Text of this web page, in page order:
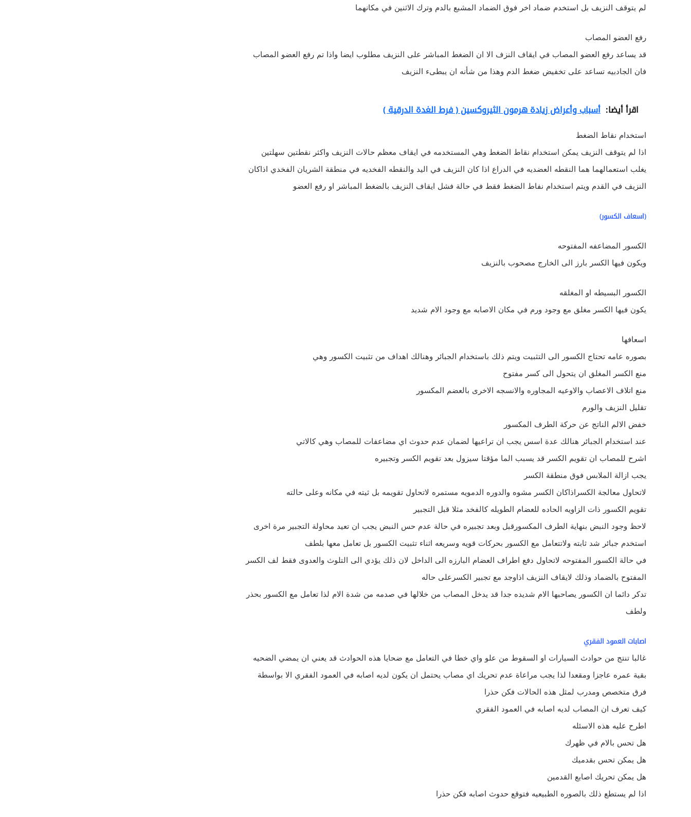
لم يتوقف النزيف بل استخدم ضماد اخر فوق الضماد المشبع بالدم وترك الاثنين في مكانهما
رفع العضو المصاب
قد يساعد رفع العضو المصاب في ايقاف النزف الا ان الضغط المباشر على النزيف مطلوب ايضا واذا تم رفع العضو المصاب
فان الجادبيه تساعد على تخفيض ضغط الدم وهذا من شأنه ان يبطىء النزيف
اقرأ أيضا: أسباب وأعراض زيادة هرمون الثيروكسين ( فرط الغدة الدرقية )
استخدام نقاط الضغط
اذا لم يتوقف النزيف يمكن استخدام نقاط الضغط وهي المستخدمه في ايقاف معظم حالات النزيف واكثر نقطتين سهلتين
يغلب استعمالهما هما النقطه العضديه في الدراع اذا كان النزيف في اليد والنقطه الفخديه في منطقة الشريان الفخدي اذاكان
النزيف في القدم ويتم استخدام نفاط الضغط فقط في حالة فشل ايقاف النزيف بالضغط المباشر او رفع العضو
(اسعاف الكسور)
الكسور المضاعفه المفتوحه
ويكون فيها الكسر بارز الى الخارج مصحوب بالنزيف
الكسور البسيطه او المغلقه
يكون فيها الكسر مغلق مع وجود ورم في مكان الاصابه مع وجود الام شديد
اسعافها
بصوره عامه تحتاج الكسور الى التثبيت ويتم ذلك باستخدام الجبائر وهنالك اهداف من تثبيت الكسور وهي
منع الكسر المغلق ان يتحول الى كسر مفتوح
منع اتلاف الاعصاب والاوعيه المجاوره والانسجه الاخرى بالعضم المكسور
تقليل النزيف والورم
خفض الالم الناتج عن حركة الطرف المكسور
عند استخدام الجبائر هنالك عدة اسس يجب ان تراعيها لضمان عدم حدوث اي مضاعفات للمصاب وهي كالاتي
اشرح للمصاب ان تقويم الكسر قد يسبب الما مؤقتا سيزول بعد تقويم الكسر وتجبيره
يجب ازالة الملابس فوق منطقة الكسر
لاتحاول معالجة الكسراذاكان الكسر مشوه والدوره الدمويه مستمره لاتحاول تقويمه بل ثيته في مكانه وعلى حالته
تقويم الكسور ذات الزاويه الحاده للعضام الطويله كالفخد مثلا قبل التجبير
لاحظ وجود النبض بنهاية الطرف المكسورقبل وبعد تجبيره في حالة عدم حس النبض يجب ان تعيد محاولة التجبير مرة اخرى
استخدم جبائر شد ثابته ولاتتعامل مع الكسور بحركات قويه وسريعه اثناء تثبيت الكسور بل تعامل معها بلطف
في حالة الكسور المفتوحه لاتحاول دفع اطراف العضام البارزه الى الداخل لان ذلك يؤدي الى التلوث والعدوى فقط لف الكسر
المفتوح بالضماد وذلك لايقاف النزيف اذاوجد مع تجبير الكسرعلى حاله
تدكر دائما ان الكسور يصاحبها الام شديده جدا قد يدخل المصاب من خلالها في صدمه من شدة الام لذا تعامل مع الكسور بحذر
ولطف
اصابات العمود الفقري
غالبا تنتج من حوادث السيارات او السقوط من علو واي خطا في التعامل مع ضحايا هذه الحوادث قد يعني ان يمضي الضحيه
بقية عمره عاجزا ومقعدا لذا يجب مراعاة عدم تحريك اي مصاب يحتمل ان يكون لديه اصابه في العمود الفقري الا بواسطة
فرق متخصص ومدرب لمثل هذه الحالات فكن حذرا
كيف تعرف ان المصاب لديه اصابه في العمود الفقري
اطرح عليه هذه الاسئله
هل تحس بالام في ظهرك
هل يمكن تحس بقدميك
هل يمكن تحريك اصابع القدمين
اذا لم يستطع ذلك بالصوره الطبيعيه فتوقع حدوث اصابه فكن حذرا